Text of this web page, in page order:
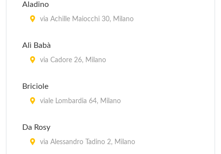
Aladino
via Achille Maiocchi 30, Milano
Alì Babà
via Cadore 26, Milano
Briciole
viale Lombardia 64, Milano
Da Rosy
via Alessandro Tadino 2, Milano